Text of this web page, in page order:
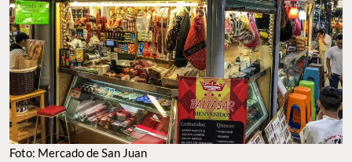
Foto: Mercado de San Juan